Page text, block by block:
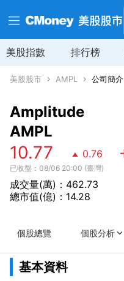
美股指數 排行榜
美股股市 AMPL 公司簡介
Amplitude
AMPL
10.77 0.76
已收盤：08/06 20:00 (臺灣)
成交量(萬)：462.73
總市值(億)：14.28
個股總覽 個股分析
基本資料